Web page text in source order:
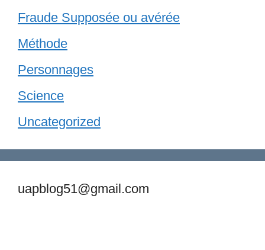
Fraude Supposée ou avérée
Méthode
Personnages
Science
Uncategorized
uapblog51@gmail.com